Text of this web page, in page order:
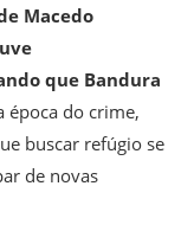
Macedo
que Bandura
época do crime,
buscar refúgio se
de novas